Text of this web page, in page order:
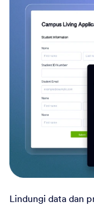
Lindungi data dan